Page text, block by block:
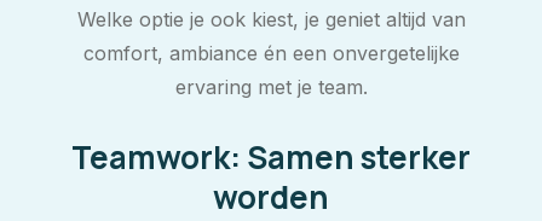
Welke optie je ook kiest, je geniet altijd van
comfort, ambiance én een onvergetelijke
ervaring met je team.
Teamwork: Samen sterker
worden